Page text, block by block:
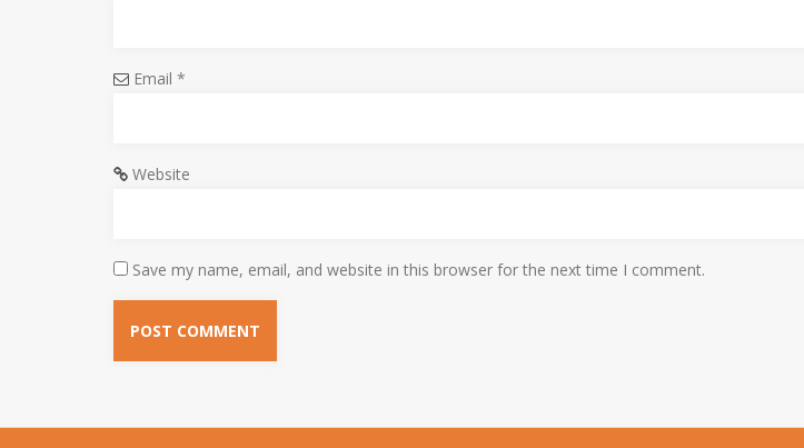
Email *
Website
Save my name, email, and website in this browser for the next time I comment.